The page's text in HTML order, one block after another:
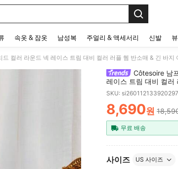
속옷 & 잠옷 남성복 주얼리 & 액세서리 신발
컬러 라운드 넥 레이스 트림 대비 컬러 러플 헴 반소매 & 긴 바지
Côtesoire 남
레이스 트림 대비 컬러
세트
SKU:
PRICE
8,690원
무료 배송
사이즈 US 사이즈